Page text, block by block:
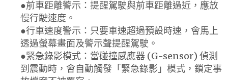
●前車距離警示：提醒駕駛與前車距離過近，應放
慢行駛速度。
●行車速度警示：只要車速超過預設時速，會馬上
透過螢幕畫面及警示聲提醒駕駛。
●緊急錄影模式：當碰撞感應器 (G-sensor) 偵測
到震動時，會自動觸發「緊急錄影」模式，鎖定事